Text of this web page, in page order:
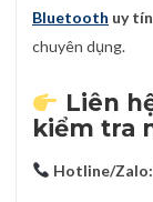
Bluetooth uy tín
chuyên dụng.
Liên
kiểm tra
Hotline/Zalo: